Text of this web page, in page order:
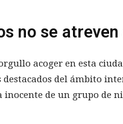
no se
acoger en esta
del ámbito
de un grupo de